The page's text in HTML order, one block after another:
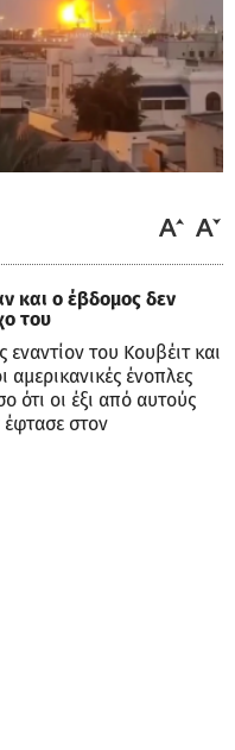
και ο έβδομος δεν
του
του Κουβέιτ και
ένοπλες
ότι οι έξι από αυτούς
έφτασε στον